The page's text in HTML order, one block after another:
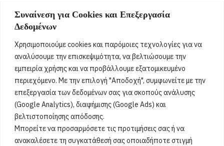
Συναίνεση για Cookies και Επεξεργασία
Δεδομένων
Χρησιμοποιούμε cookies και παρόμοιες τεχνολογίες για να
αναλύσουμε την επισκεψιμότητα, να βελτιώσουμε την
εμπειρία χρήσης και να προβάλλουμε εξατομικευμένο
περιεχόμενο. Με την επιλογή "Αποδοχή", συμφωνείτε με την
επεξεργασία των δεδομένων σας για σκοπούς ανάλυσης
(Google Analytics), διαφήμισης (Google Ads) και
βελτιστοποίησης απόδοσης.
Μπορείτε να προσαρμόσετε τις προτιμήσεις σας ή να
ανακαλέσετε τη συγκατάθεσή σας οποιαδήποτε στιγμή
Σήμερα γιορτάζει:
9 Αυγούστου 2026
Δεν βρέθηκαν γιορτές[...]
Όροι Χρήσης
Πολιτική Ορθής Χρήσης
Email : info@acharnestimes.gr